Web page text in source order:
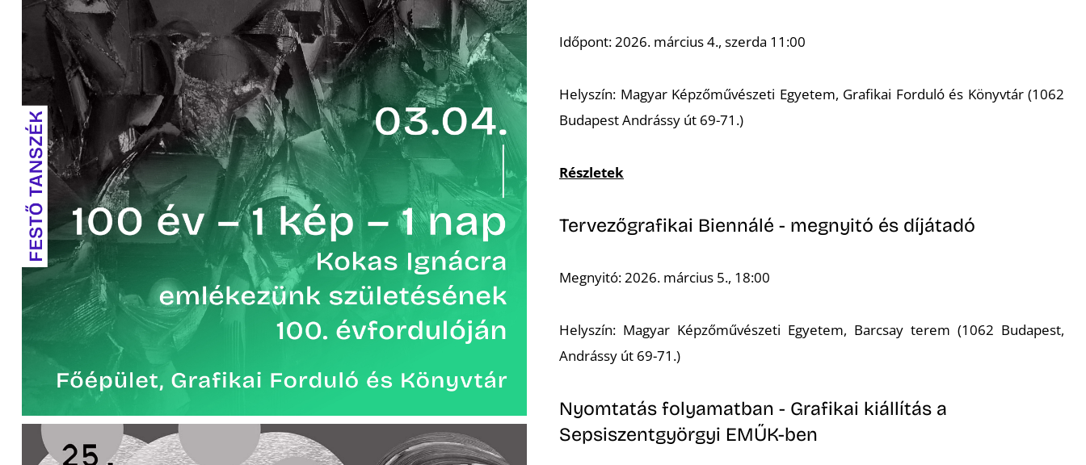
Időpont: 2026. március 4., szerda 11:00
Helyszín: Magyar Képzőművészeti Egyetem, Grafikai Forduló és Könyvtár (1062
Budapest Andrássy út 69-71.)
Részletek
Tervezőgrafikai Biennálé - megnyitó és díjátadó
Megnyitó: 2026. március 5., 18:00
Helyszín: Magyar Képzőművészeti Egyetem, Barcsay terem (1062 Budapest,
Andrássy út 69-71.)
Nyomtatás folyamatban - Grafikai kiállítás a
Sepsiszentgyörgyi EMŰK-ben